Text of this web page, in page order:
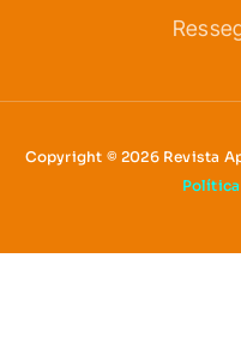
Copyright © 2026 Revista